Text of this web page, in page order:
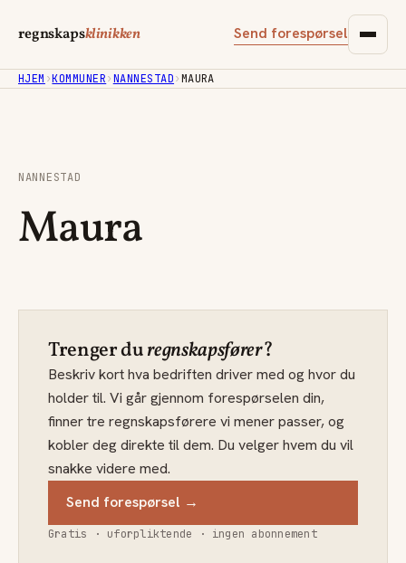
regnskapsklinikken Send forespørsel
HJEM ›KOMMUNER›NANNESTAD›MAURA
NANNESTAD
Maura
Trenger duregnskapsfører?
Beskriv kort hva bedriften driver med og hvor du
holder til. Vi går gjennom forespørselen din,
finner tre regnskapsførere vi mener passer, og
kobler deg direkte til dem. Du velger hvem du vil
snakke videre med.
Send forespørsel →
Gratis · uforpliktende · ingen abonnement